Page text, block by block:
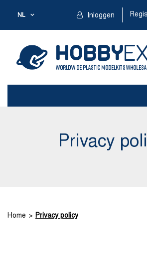
NL Inloggen
Privacy
Home Privacy policy